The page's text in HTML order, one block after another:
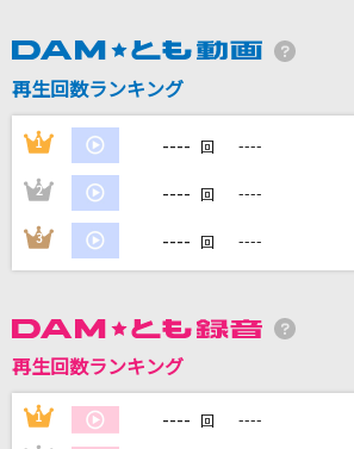
doriko feat.初音ミク
ブリキノダンス
Ado
市川由紀乃
DAMの新曲・ランキングなど
再生回数ランキング
1 ---- 回 ----
2 ---- 回 ----
3 ---- 回 ----
再生回数ランキング
1 ---- 回 ----